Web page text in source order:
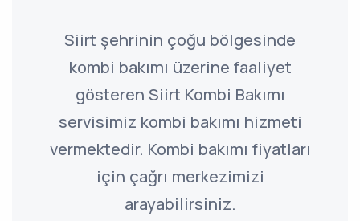
Siirt şehrinin çoğu bölgesinde
kombi bakımı üzerine faaliyet
gösteren Siirt Kombi Bakımı
servisimiz kombi bakımı hizmeti
vermektedir. Kombi bakımı fiyatları
için çağrı merkezimizi
arayabilirsiniz.